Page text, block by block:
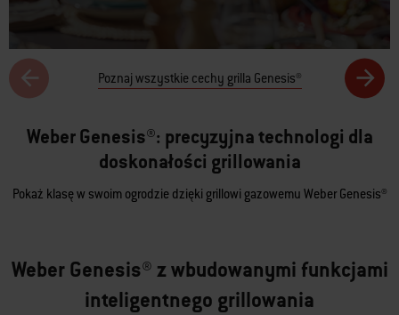
Poznaj wszystkie cechy grilla Genesis®
Weber Genesis®: precyzyjna technologi dla
doskonałości grillowania
Pokaż klasę w swoim ogrodzie dzięki grillowi gazowemu Weber Genesis®
Weber Genesis® z wbudowanymi funkcjami
inteligentnego grillowania